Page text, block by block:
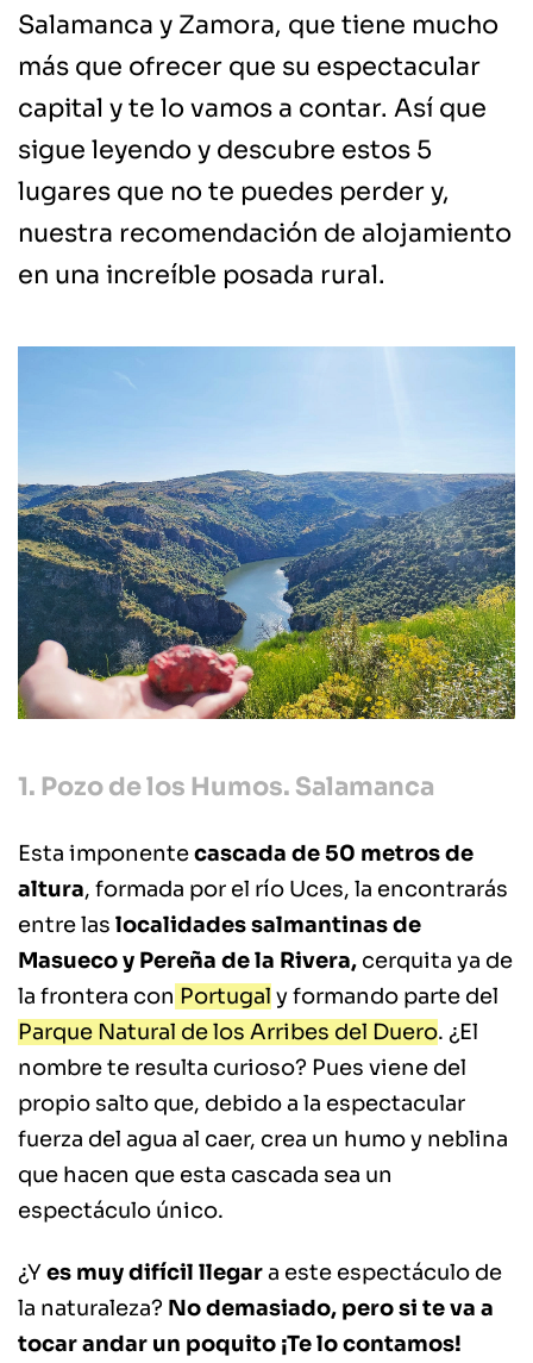
Salamanca y Zamora, que tiene mucho
más que ofrecer que su espectacular
capital y te lo vamos a contar. Así que
sigue leyendo y descubre estos 5
lugares que no te puedes perder y,
nuestra recomendación de alojamiento
en una increíble posada rural.
1. Pozo de los Humos. Salamanca
Esta imponentecascada de 50 metros de
altura, formada por el río Uces, la encontrarás
entre las localidades salmantinas de
Masueco y Pereña de la Rivera, cerquita ya de
la frontera con Portugal y formando parte del
Parque Natural de los Arribes del Duero. ¿El
nombre te resulta curioso? Pues viene del
propio salto que, debido a la espectacular
fuerza del agua al caer, crea un humo y neblina
que hacen que esta cascada sea un
espectáculo único.
¿Yes muy difícil llegara este espectáculo de
la naturaleza? No demasiado, pero si te va a
tocar andar un poquito ¡Te lo contamos!